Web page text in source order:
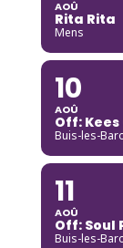
AOÛ
Rita Rita
Mens
10
AOÛ
Off:
Buis-les-
11
AOÛ
Off: Soul
Buis-les-